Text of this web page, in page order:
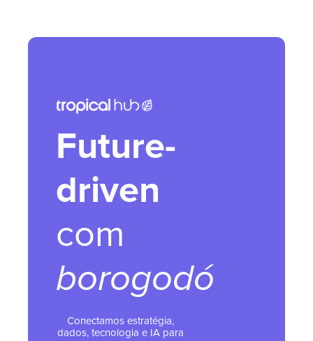
Future-
driven
com
borogodó
Conectamos estratégia,
dados, tecnologia e IA para